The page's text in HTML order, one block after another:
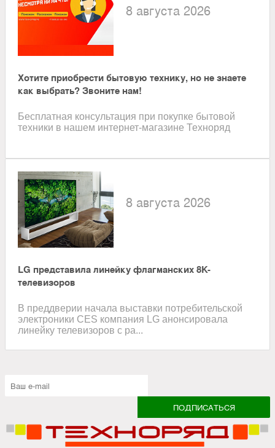
8 августа 2026
Хотите приобрести бытовую технику, но не знаете
как выбрать? Звоните нам!
Бесплатная консультация при покупке бытовой
техники в нашем интернет-магазине Техноряд
8 августа 2026
LG представила линейку флагманских 8K-
телевизоров
В преддверии начала выставки потребительской
электроники CES компания LG анонсировала
линейку телевизоров с ра...